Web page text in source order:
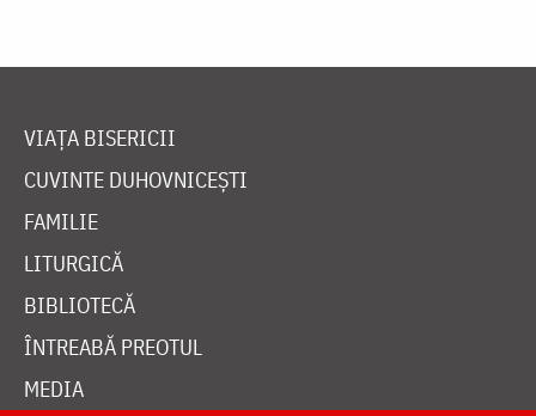
VIAȚA BISERICII
CUVINTE DUHOVNICEȘTI
FAMILIE
LITURGICĂ
BIBLIOTECĂ
ÎNTREABĂ PREOTUL
MEDIA